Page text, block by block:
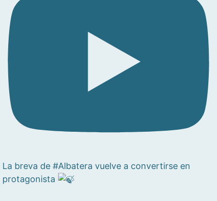
La breva de #Albatera vuelve a convertirse en
protagonista